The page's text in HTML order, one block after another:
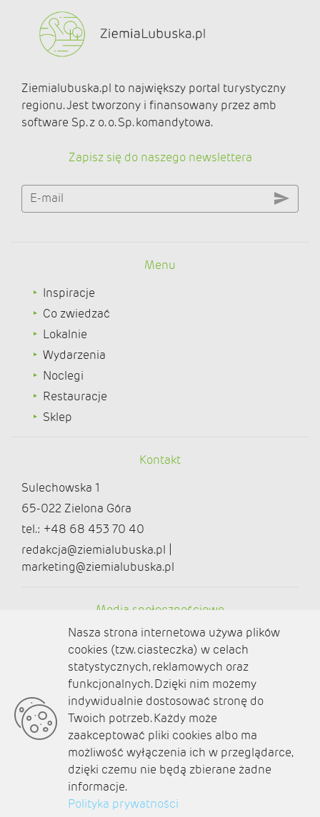
Ziemialubuska.pl to największy portal turystyczny
regionu. Jest tworzony i finansowany przez amb
software Sp. z o. o. Sp. komandytowa.
Zapisz się do naszego newslettera
E-mail
Menu
Inspiracje
Co zwiedzać
Lokalnie
Wydarzenia
Noclegi
Restauracje
Sklep
Kontakt
Sulechowska 1
65-022 Zielona Góra
tel.: +48 68 453 70 40
redakcja@ziemialubuska.pl |
marketing@ziemialubuska.pl
Media społecznościowe
O nas
Kontakt
Polityka prywatności
Aktualności
Zaplanuj podróż
Nasza strona internetowa używa plików
cookies (tzw. ciasteczka) w celach
statystycznych, reklamowych oraz
funkcjonalnych. Dzięki nim możemy
indywidualnie dostosować stronę do
Twoich potrzeb. Każdy może
zaakceptować pliki cookies albo ma
możliwość wyłączenia ich w przeglądarce,
dzięki czemu nie będą zbierane żadne
informacje.
Polityka prywatności